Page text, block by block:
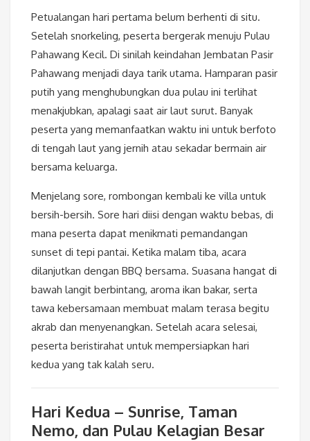
Petualangan hari pertama belum berhenti di situ.
Setelah snorkeling, peserta bergerak menuju Pulau
Pahawang Kecil. Di sinilah keindahan Jembatan Pasir
Pahawang menjadi daya tarik utama. Hamparan pasir
putih yang menghubungkan dua pulau ini terlihat
menakjubkan, apalagi saat air laut surut. Banyak
peserta yang memanfaatkan waktu ini untuk berfoto
di tengah laut yang jernih atau sekadar bermain air
bersama keluarga.
Menjelang sore, rombongan kembali ke villa untuk
bersih-bersih. Sore hari diisi dengan waktu bebas, di
mana peserta dapat menikmati pemandangan
sunset di tepi pantai. Ketika malam tiba, acara
dilanjutkan dengan BBQ bersama. Suasana hangat di
bawah langit berbintang, aroma ikan bakar, serta
tawa kebersamaan membuat malam terasa begitu
akrab dan menyenangkan. Setelah acara selesai,
peserta beristirahat untuk mempersiapkan hari
kedua yang tak kalah seru.
Hari Kedua – Sunrise, Taman
Nemo, dan Pulau Kelagian Besar